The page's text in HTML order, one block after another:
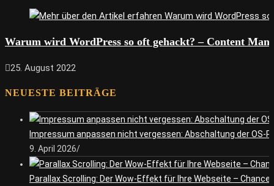
Warum wird WordPress so oft gehackt? – Content
25. August 2022
NEUESTE BEITRÄGE
Impressum anpassen nicht vergessen: Abschaltung der OS-
9. April 2026/
Parallax Scrolling: Der Wow-Effekt für Ihre Webseite –